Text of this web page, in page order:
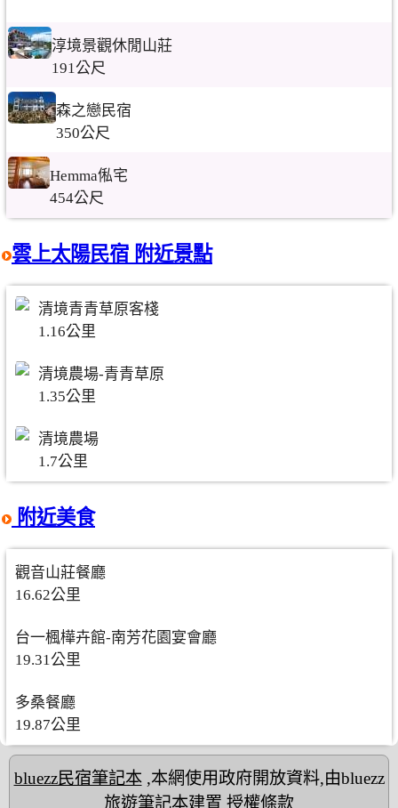
淳境景觀休閒山莊
191公尺
森之戀民宿
350公尺
Hemma俬宅
454公尺
雲上太陽民宿 附近景點
清境青青草原客棧
1.16公里
清境農場-青青草原
1.35公里
清境農場
1.7公里
附近美食
觀音山莊餐廳
16.62公里
台一楓樺卉館-南芳花園宴會廳
19.31公里
多桑餐廳
19.87公里
bluezz民宿筆記本,本網使用政府開放資料,由bluezz
旅遊筆記本建置 授權條款